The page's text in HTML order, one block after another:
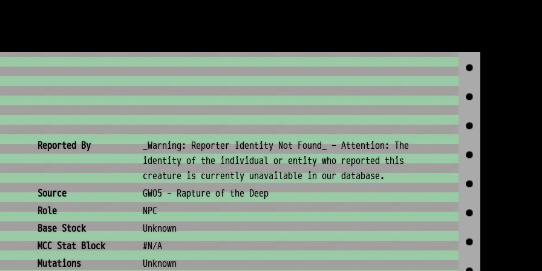
Creature Metadata
Reported By
_Warning: Reporter Identity Not Found_ - Attention: The
identity of the individual or entity who reported this
creature is currently unavailable in our database.
Source
GW05 - Rapture of the Deep
Role
NPC
Base Stock
Unknown
MCC Stat Block
#N/A
Mutations
Unknown